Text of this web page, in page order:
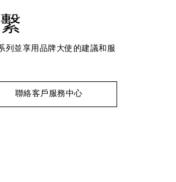
列並享用品牌大使的建議和服
聯絡客戶服務中心